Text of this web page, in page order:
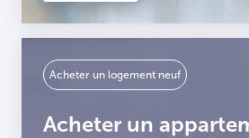
Acheter un logement neuf
Acheter un